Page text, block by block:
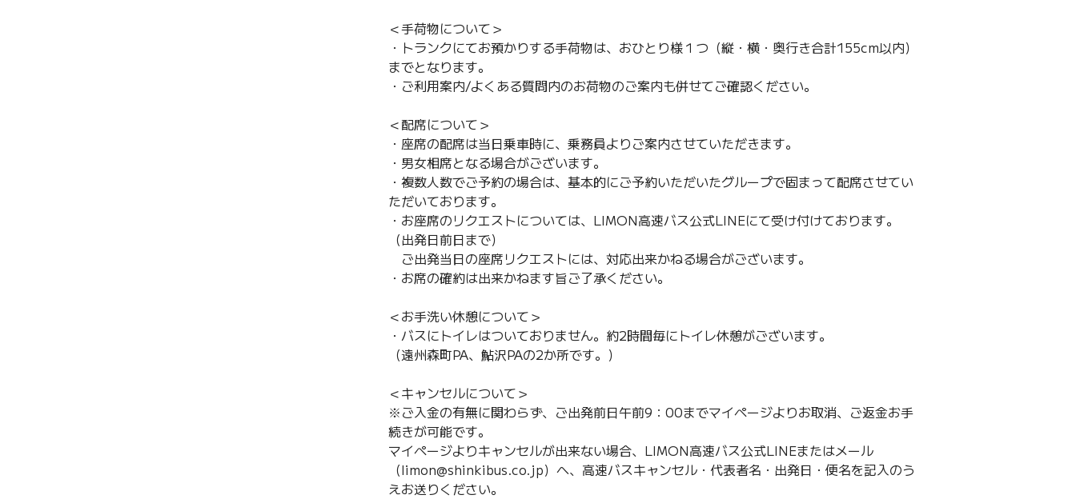
＜手荷物について＞
・トランクにてお預かりする手荷物は、おひとり様１つ（縦・横・奥行き合計155cm以内）
までとなります。
・ご利用案内/よくある質問内のお荷物のご案内も併せてご確認ください。
＜配席について＞
・座席の配席は当日乗車時に、乗務員よりご案内させていただきます。
・男女相席となる場合がございます。
・複数人数でご予約の場合は、基本的にご予約いただいたグループで固まって配席させてい
ただいております。
・お座席のリクエストについては、LIMON高速バス公式LINEにて受け付けております。
（出発日前日まで）
ご出発当日の座席リクエストには、対応出来かねる場合がございます。
・お席の確約は出来かねます旨ご了承ください。
＜お手洗い休憩について＞
・バスにトイレはついておりません。約2時間毎にトイレ休憩がございます。
（遠州森町PA、鮎沢PAの2か所です。）
＜キャンセルについて＞
※ご入金の有無に関わらず、ご出発前日午前9：00までマイページよりお取消、ご返金お手
続きが可能です。
マイページよりキャンセルが出来ない場合、LIMON高速バス公式LINEまたはメール
（limon@shinkibus.co.jp）へ、高速バスキャンセル・代表者名・出発日・便名を記入のう
えお送りください。